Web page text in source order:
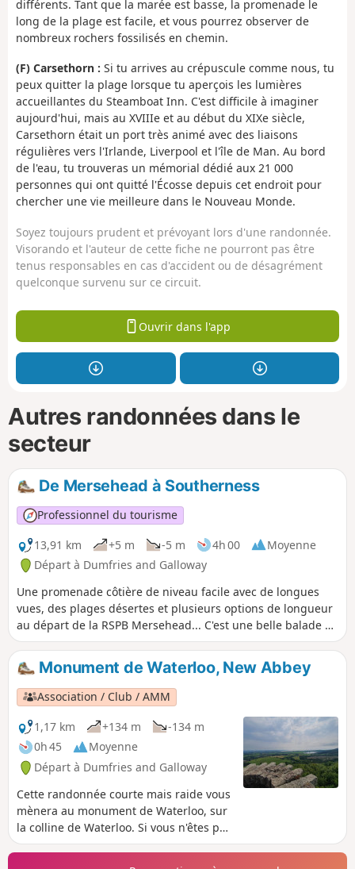
différents. Tant que la marée est basse, la promenade le
long de la plage est facile, et vous pourrez observer de
nombreux rochers fossilisés en chemin.
(F) Carsethorn : Si tu arrives au crépuscule comme nous, tu
peux quitter la plage lorsque tu aperçois les lumières
accueillantes du Steamboat Inn. C'est difficile à imaginer
aujourd'hui, mais au XVIIIe et au début du XIXe siècle,
Carsethorn était un port très animé avec des liaisons
régulières vers l'Irlande, Liverpool et l'île de Man. Au bord
de l'eau, tu trouveras un mémorial dédié aux 21 000
personnes qui ont quitté l'Écosse depuis cet endroit pour
chercher une vie meilleure dans le Nouveau Monde.
Soyez toujours prudent et prévoyant lors d'une randonnée.
Visorando et l'auteur de cette fiche ne pourront pas être
tenus responsables en cas d'accident ou de désagrément
quelconque survenu sur ce circuit.
Ouvrir dans l'app
Autres randonnées dans le
secteur
De Mersehead à Southerness
Professionnel du tourisme
13,91 km
+5 m -5 m 4h 00
Moyenne
Départ à Dumfries and Galloway
Une promenade côtière de niveau facile avec de longues
vues, des plages désertes et plusieurs options de longueur
au départ de la RSPB Mersehead... C'est une belle balade à
faire toute l'année, mais elle est particulièrement
intéressante en hiver, lorsque les oiseaux migrateurs se
rassemblent par milliers dans la réserve naturelle RSPB de
Mersehead.
Monument de Waterloo, New Abbey
Association / Club / AMM
1,17 km
+134 m
-134 m
0h 45
Moyenne
Départ à Dumfries and Galloway
Cette randonnée courte mais raide vous
mènera au monument de Waterloo, sur
la colline de Waterloo. Si vous n'êtes pas
claustrophobe ou n'avez pas le vertige,